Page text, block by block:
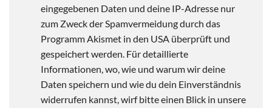
eingegebenen Daten und deine IP-Adresse nur
zum Zweck der Spamvermeidung durch das
Programm Akismet in den USA überprüft und
gespeichert werden. Für detaillierte
Informationen, wo, wie und warum wir deine
Daten speichern und wie du dein Einverständnis
widerrufen kannst, wirf bitte einen Blick in unsere